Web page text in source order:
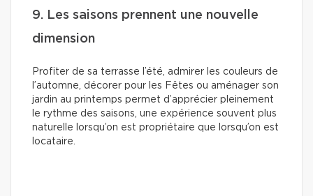
9. Les saisons prennent une nouvelle
dimension
Profiter de sa terrasse l’été, admirer les couleurs de
l’automne, décorer pour les Fêtes ou aménager son
jardin au printemps permet d’apprécier pleinement
le rythme des saisons, une expérience souvent plus
naturelle lorsqu’on est propriétaire que lorsqu’on est
locataire.